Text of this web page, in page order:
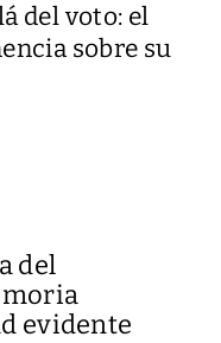
del voto: el
sobre su
del
evidente